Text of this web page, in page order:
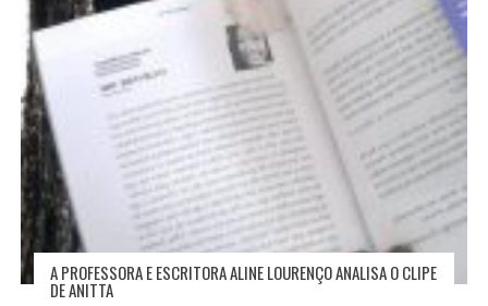
A PROFESSORA E ESCRITORA ALINE LOURENÇO ANALISA O CLIPE
DE ANITTA